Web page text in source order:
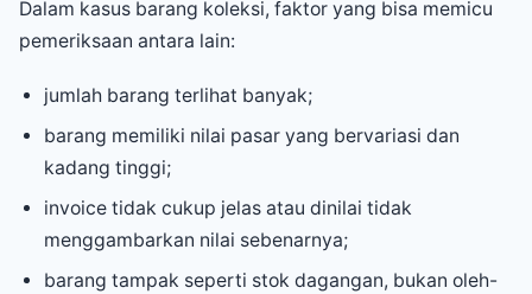
Dalam kasus barang koleksi, faktor yang bisa memicu
pemeriksaan antara lain:
jumlah barang terlihat banyak;
barang memiliki nilai pasar yang bervariasi dan
kadang tinggi;
invoice tidak cukup jelas atau dinilai tidak
menggambarkan nilai sebenarnya;
barang tampak seperti stok dagangan, bukan oleh-